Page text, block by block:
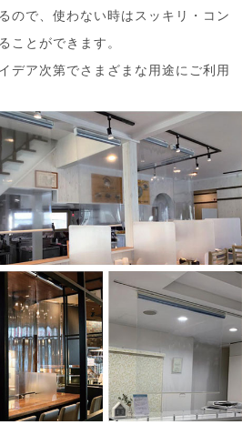
ので、使わない時はスッキリ・コン
ことができます。
デア次第でさまざまな用途にご利用